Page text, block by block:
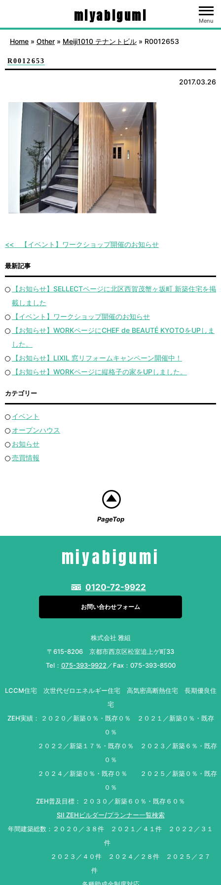
miyabigumi Menu
Home » Other » Meiji1010 テナントビル » R0012653
R0012653
2017.03.26
【イベント】ワークショップ開催のお知らせ
最新記事
【お知らせ】SELLECTページに北区西賀茂蟹ヶ坂町 新築住宅を掲
載しました
【イベント】ワークショップ開催のお知らせ
【お知らせ】WORKページにCHEF de BEAUTÉ KYOTOをUPしま
した。
【お知らせ】LIXIL 窓リフォームキャンペーン開催中！
【お知らせ】WORKページに縦格子の家をUPしました。
カテゴリー
イベント
オープンハウス
お知らせ
売買情報
PageTop
miyabigumi
0120-72-9922
お問い合わせフォーム
株式会社 雅組
〒615-8206 京都市西京区松室追上ゲ町33
Tel： 075-393-9922 ／Fax：075-393-8500
LCCM住宅 次世代ゼロエネルギー住宅 高気密高断熱住宅 長期優良住
宅
ZEH実績： ２０２０／新築０％・既存０％ ２０２１／新築０％・既存
０％
２０２２／新築１７％・既存０％ ２０２３／新築６％・既存
０％
２０２４／新築０％・既存０％ ２０２５／新築０％・既存
０％
ZEH普及目標： ２０３０／新築６０％・既存６０％
SII ZEHビルダー/プランナー一覧検索
年間建築総数：２０２０／３８件 ２０２１／４１件 ２０２２／３１
件
２０２３／４０件 ２０２４／２８件 ２０２５／２７
件